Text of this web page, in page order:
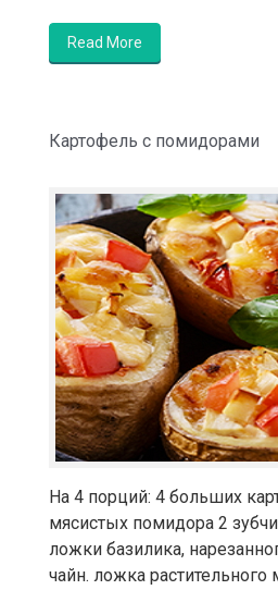
Read More
Картофель с помидорами
На 4 порций: 4 больших
мясистых помидора 2
ложки базилика,
чайн. ложка